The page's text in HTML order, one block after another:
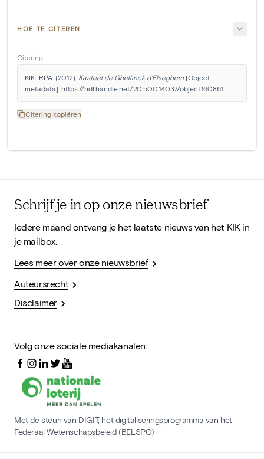
HOE TE CITEREN
Citering
KIK-IRPA. (2012). Kasteel de Ghellinck d'Elseghem [Object
metadata]. https://hdl.handle.net/20.500.14037/object.160861
Citering kopiëren
Schrijf je in op onze nieuwsbrief
Iedere maand ontvang je het laatste nieuws van het KIK in
je mailbox.
Lees meer over onze nieuwsbrief
Auteursrecht
Disclaimer
Volg onze sociale mediakanalen:
Met de steun van DIGIT, het digitaliseringsprogramma van het
Federaal Wetenschapsbeleid (BELSPO)